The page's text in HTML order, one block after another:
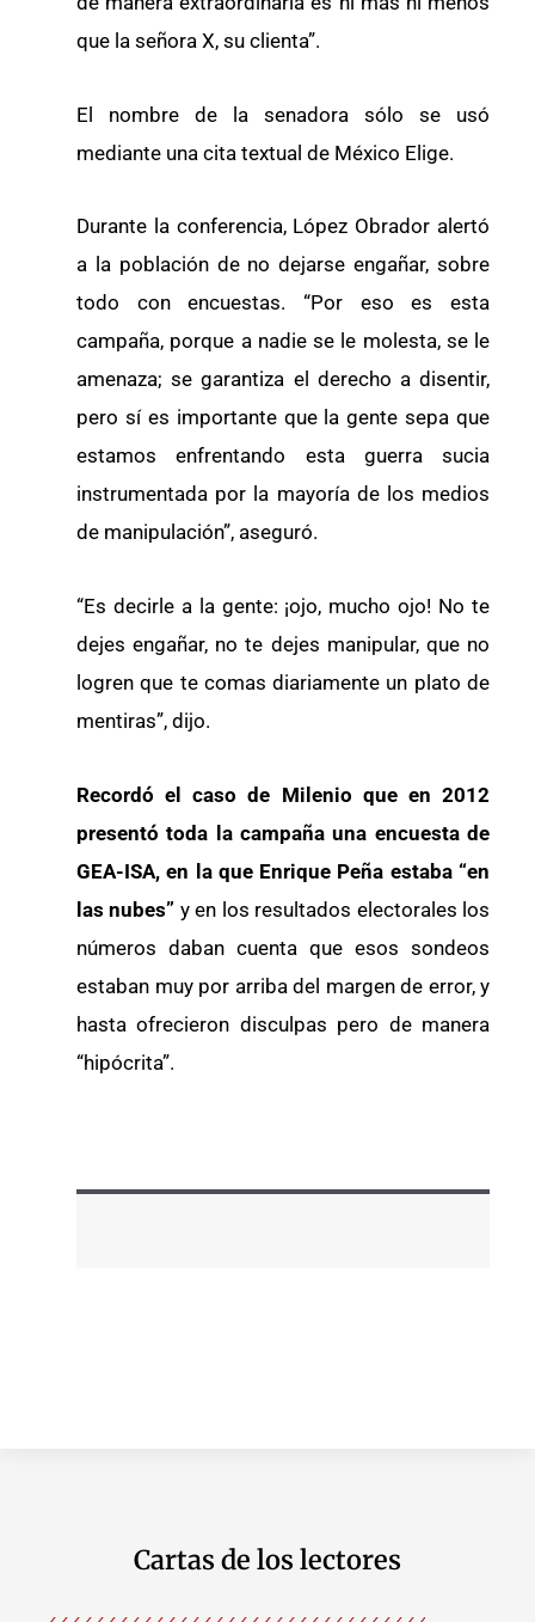
que la señora X, su clienta”.
El nombre de la senadora sólo se usó
mediante una cita textual de México Elige.
Durante la conferencia, López Obrador alertó
a la población de no dejarse engañar, sobre
todo con encuestas. “Por eso es esta
campaña, porque a nadie se le molesta, se le
amenaza; se garantiza el derecho a disentir,
pero sí es importante que la gente sepa que
estamos enfrentando esta guerra sucia
instrumentada por la mayoría de los medios
de manipulación”, aseguró.
“Es decirle a la gente: ¡ojo, mucho ojo! No te
dejes engañar, no te dejes manipular, que no
logren que te comas diariamente un plato de
mentiras”, dijo.
Recordó el caso de Milenio que en 2012
presentó toda la campaña una encuesta de
GEA-ISA, en la que Enrique Peña estaba “en
las nubes” y en los resultados electorales los
números daban cuenta que esos sondeos
estaban muy por arriba del margen de error, y
hasta ofrecieron disculpas pero de manera
“hipócrita”.
Cartas de los lectores